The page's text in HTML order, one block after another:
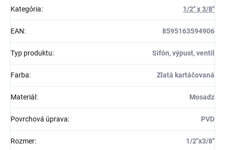
Kategória: 1/2'' x 3/8''
EAN: 8595163594906
Typ produktu: Sifón, výpust, ventil
Farba: Zlatá kartáčovaná
Materiál : Mosadz
Povrchová úprava: PVD
Rozmer: 1/2"x3/8''